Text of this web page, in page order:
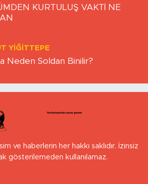
KURTULUŞ VAKTİ NE
YİĞİTTEPE
Neden Soldan Binilir?
ve haberlerin her hakkı saklıdır. İzinsiz
gösterilemeden kullanılamaz.